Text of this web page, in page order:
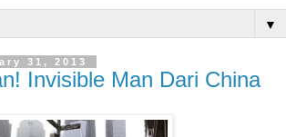
▼
31, 2013
Invisible Man Dari China